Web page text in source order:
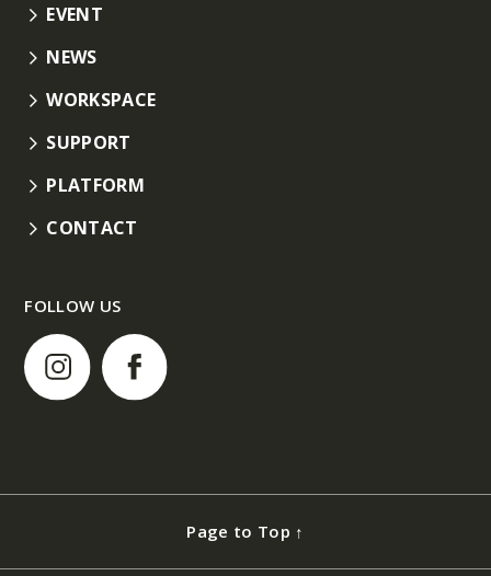
EVENT
NEWS
WORKSPACE
SUPPORT
PLATFORM
CONTACT
FOLLOW US
Page to Top ↑